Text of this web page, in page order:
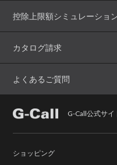
控除上限額シミュレーショ
カタログ請求
よくあるご質問
G-Call公式サイ
ショッピング